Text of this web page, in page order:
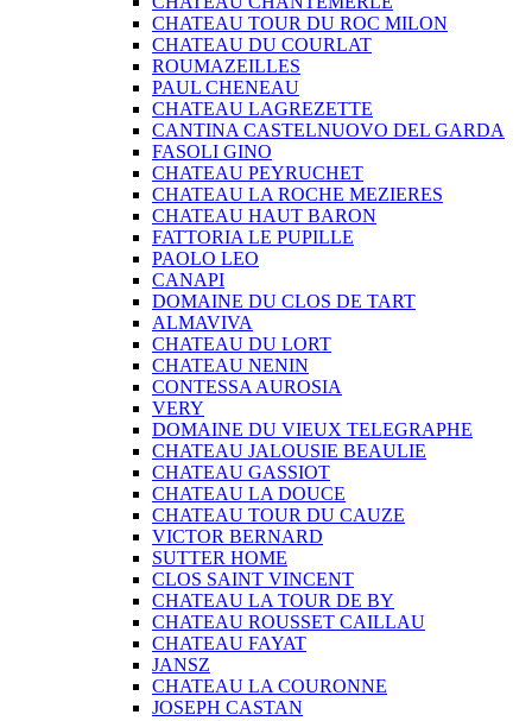
CHATEAU TOUR DU ROC MILON
CHATEAU DU COURLAT
ROUMAZEILLES
PAUL CHENEAU
CHATEAU LAGREZETTE
CANTINA CASTELNUOVO DEL GARDA
FASOLI GINO
CHATEAU PEYRUCHET
CHATEAU LA ROCHE MEZIERES
CHATEAU HAUT BARON
FATTORIA LE PUPILLE
PAOLO LEO
CANAPI
DOMAINE DU CLOS DE TART
ALMAVIVA
CHATEAU DU LORT
CHATEAU NENIN
CONTESSA AUROSIA
VERY
DOMAINE DU VIEUX TELEGRAPHE
CHATEAU JALOUSIE BEAULIE
CHATEAU GASSIOT
CHATEAU LA DOUCE
CHATEAU TOUR DU CAUZE
VICTOR BERNARD
SUTTER HOME
CLOS SAINT VINCENT
CHATEAU LA TOUR DE BY
CHATEAU ROUSSET CAILLAU
CHATEAU FAYAT
JANSZ
CHATEAU LA COURONNE
JOSEPH CASTAN